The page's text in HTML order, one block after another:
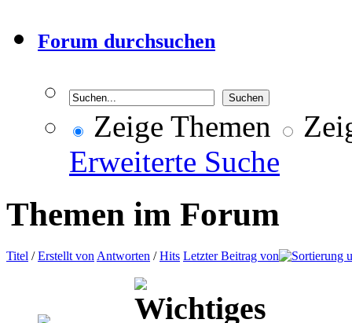
Forum durchsuchen
Zeige Themen
Erweiterte Suche
Themen im Forum
Titel /Erstellt von Antworten /Hits Letzter Beitrag von